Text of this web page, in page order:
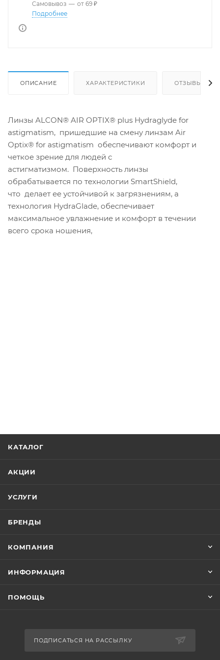
Самовывоз — от 69 ₽
Подробнее
ОПИСАНИЕ ХАРАКТЕРИСТИКИ ОТЗЫВЫ
Линзы ALCON® AIR OPTIX® plus Hydraglyde for
astigmatism, пришедшие на смену линзам Air
Optix® for astigmatism обеспечивают комфорт и
четкое зрение для людей с
астигматизмом. Поверхность линзы
обрабатывается по технологии SmartShield,
что делает ее устойчивой к загрязнениям, а
технология HydraGlade, обеспечивает
максимальное увлажнение и комфорт в течении
всего срока ношения,
КАТАЛОГ
АКЦИИ
УСЛУГИ
БРЕНДЫ
КОМПАНИЯ
ИНФОРМАЦИЯ
ПОМОЩЬ
ПОДПИСАТЬСЯ НА РАССЫЛКУ